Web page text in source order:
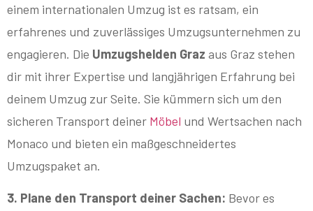
einem internationalen Umzug ist es ratsam, ein
erfahrenes und zuverlässiges Umzugsunternehmen zu
engagieren. Die Umzugshelden Graz aus Graz stehen
dir mit ihrer Expertise und langjährigen Erfahrung bei
deinem Umzug zur Seite. Sie kümmern sich um den
sicheren Transport deiner Möbel und Wertsachen nach
Monaco und bieten ein maßgeschneidertes
Umzugspaket an.
3. Plane den Transport deiner Sachen: Bevor es